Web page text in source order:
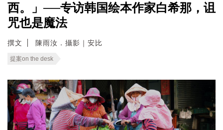
西。」──专访韩国绘本作家白希那，诅
咒也是魔法
撰文 陳雨汝．攝影｜安比
提案on the desk